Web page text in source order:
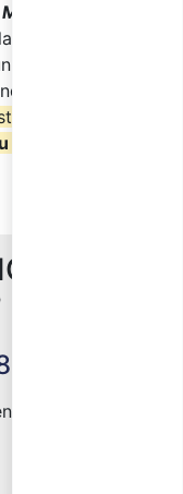
verifica finale di
attestato di
dall’
tutto il territorio
SUL
form: